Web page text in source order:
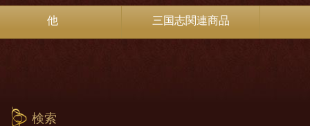
他 三国志関連商品
検索